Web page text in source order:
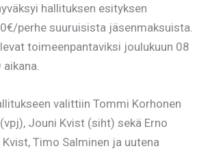
hallituksen esityksen
perhe suuruisista jäsenmaksuista.
toimeenpantaviksi joulukuun 08
valittiin Tommi Korhonen
Jouni Kvist (siht) sekä Erno
Kvist, Timo Salminen ja uutena